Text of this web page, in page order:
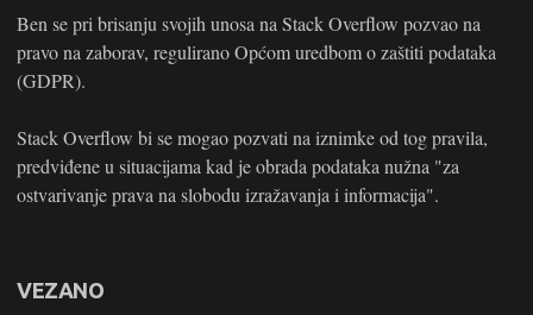
Ben se pri brisanju svojih unosa na Stack Overflow pozvao na
pravo na zaborav, regulirano Općom uredbom o zaštiti podataka
(GDPR).
Stack Overflow bi se mogao pozvati na iznimke od tog pravila,
predviđene u situacijama kad je obrada podataka nužna "za
ostvarivanje prava na slobodu izražavanja i informacija".
VEZANO